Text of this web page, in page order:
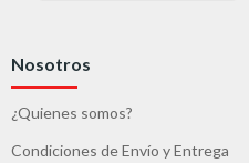
Nosotros
¿Quienes somos?
Condiciones de Envío y Entrega